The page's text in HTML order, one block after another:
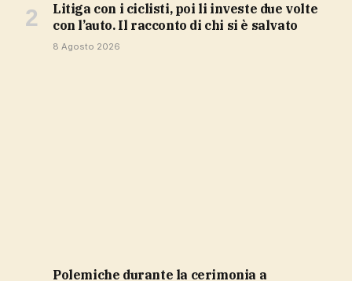
Litiga con i ciclisti, poi li investe due volte
con l’auto. Il racconto di chi si è salvato
8 Agosto 2026
Polemiche durante la cerimonia a